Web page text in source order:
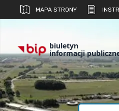
MAPA STRONY
biuletyn
informacji